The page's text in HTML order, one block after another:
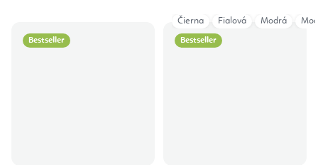
Bestseller Bestseller
Čierna Fialová Modrá